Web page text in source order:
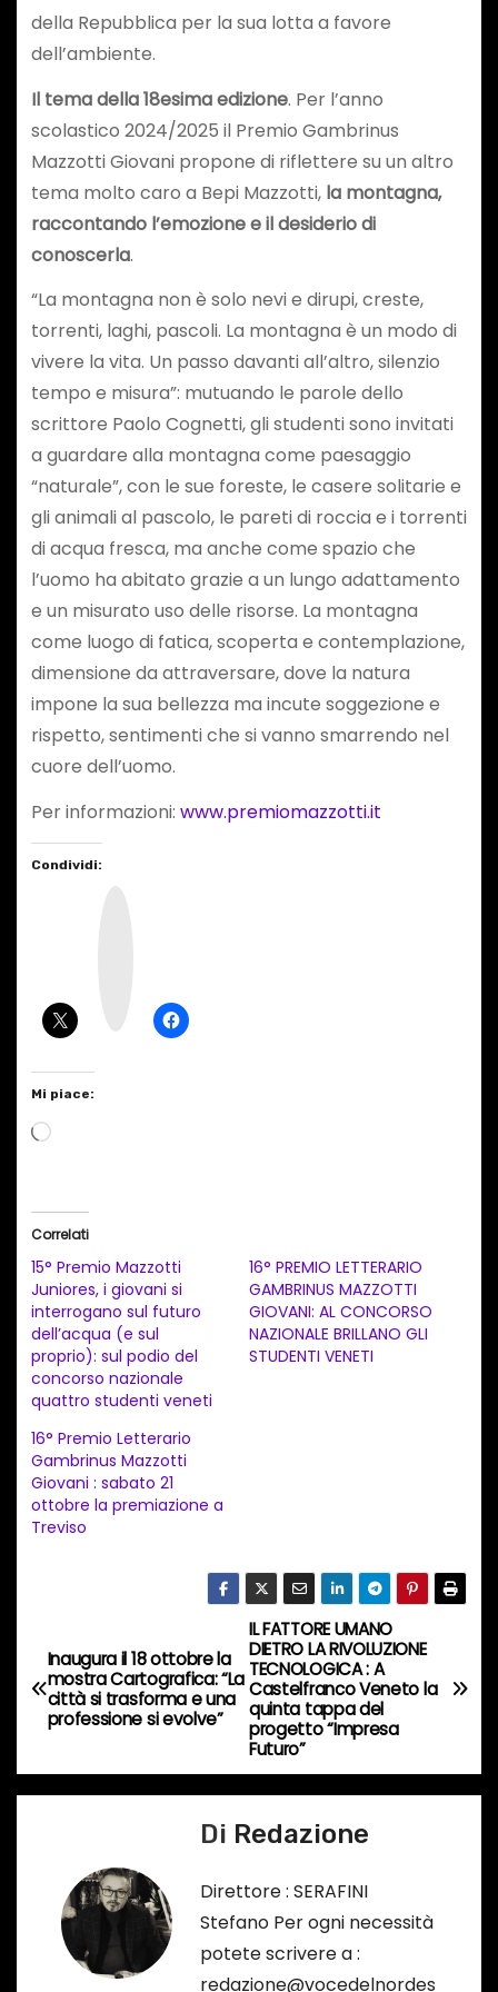
della Repubblica per la sua lotta a favore
dell’ambiente.
Il tema della 18esima edizione. Per l’anno
scolastico 2024/2025 il Premio Gambrinus
Mazzotti Giovani propone di riflettere su un altro
tema molto caro a Bepi Mazzotti, la montagna,
raccontando l’emozione e il desiderio di
conoscerla.
“La montagna non è solo nevi e dirupi, creste,
torrenti, laghi, pascoli. La montagna è un modo di
vivere la vita. Un passo davanti all’altro, silenzio
tempo e misura”: mutuando le parole dello
scrittore Paolo Cognetti, gli studenti sono invitati
a guardare alla montagna come paesaggio
“naturale”, con le sue foreste, le casere solitarie e
gli animali al pascolo, le pareti di roccia e i torrenti
di acqua fresca, ma anche come spazio che
l’uomo ha abitato grazie a un lungo adattamento
e un misurato uso delle risorse. La montagna
come luogo di fatica, scoperta e contemplazione,
dimensione da attraversare, dove la natura
impone la sua bellezza ma incute soggezione e
rispetto, sentimenti che si vanno smarrendo nel
cuore dell’uomo.
Per informazioni: www.premiomazzotti.it
Condividi:
Mi piace:
C
a
m
e
n
t
o
i
n
c
o
…
Correlati
15° Premio Mazzotti
Juniores, i giovani si
interrogano sul futuro
dell’acqua (e sul
proprio): sul podio del
concorso nazionale
quattro studenti veneti
16° PREMIO LETTERARIO
GAMBRINUS MAZZOTTI
GIOVANI: AL CONCORSO
NAZIONALE BRILLANO GLI
STUDENTI VENETI
16° Premio Letterario
Gambrinus Mazzotti
Giovani : sabato 21
ottobre la premiazione a
Treviso
N
a
v
i
IL FATTORE UMANO
DIETRO LA RIVOLUZIONE
TECNOLOGICA : A
Castelfranco Veneto la
quinta tappa del
progetto “Impresa
Futuro”
Inaugura il 18 ottobre la
mostra Cartografica: “La
città si trasforma e una
professione si evolve”
Di Redazione
Direttore : SERAFINI
Stefano Per ogni necessità
potete scrivere a :
redazione@vocedelnordes